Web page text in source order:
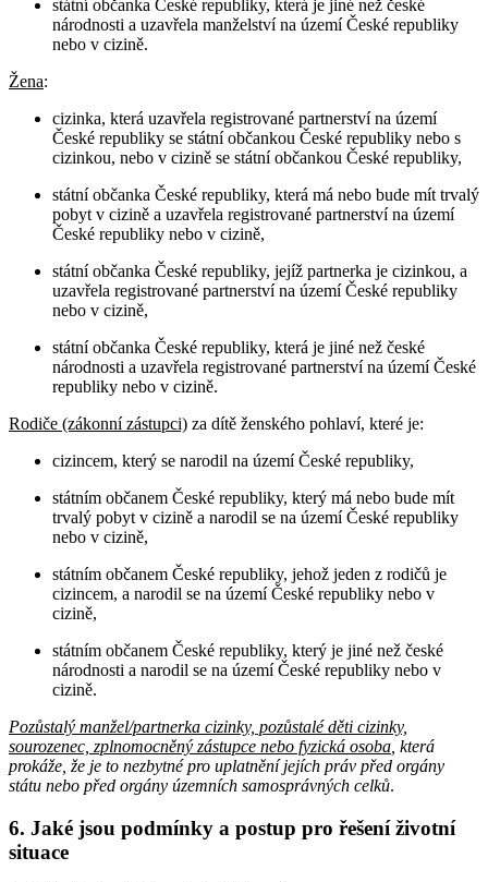
státní občanka České republiky, která je jiné než české
národnosti a uzavřela manželství na území České republiky
nebo v cizině.
Žena:
cizinka, která uzavřela registrované partnerství na území
České republiky se státní občankou České republiky nebo s
cizinkou, nebo v cizině se státní občankou České republiky,
státní občanka České republiky, která má nebo bude mít trvalý
pobyt v cizině a uzavřela registrované partnerství na území
České republiky nebo v cizině,
státní občanka České republiky, jejíž partnerka je cizinkou, a
uzavřela registrované partnerství na území České republiky
nebo v cizině,
státní občanka České republiky, která je jiné než české
národnosti a uzavřela registrované partnerství na území České
republiky nebo v cizině.
Rodiče (zákonní zástupci) za dítě ženského pohlaví, které je:
cizincem, který se narodil na území České republiky,
státním občanem České republiky, který má nebo bude mít
trvalý pobyt v cizině a narodil se na území České republiky
nebo v cizině,
státním občanem České republiky, jehož jeden z rodičů je
cizincem, a narodil se na území České republiky nebo v
cizině,
státním občanem České republiky, který je jiné než české
národnosti a narodil se na území České republiky nebo v
cizině.
Pozůstalý manžel/partnerka cizinky, pozůstalé děti cizinky,
sourozenec, zplnomocněný zástupce nebo fyzická osoba , která
prokáže, že je to nezbytné pro uplatnění jejích práv před orgány
státu nebo před orgány územních samosprávných celků.
6. Jaké jsou podmínky a postup pro řešení životní
situace